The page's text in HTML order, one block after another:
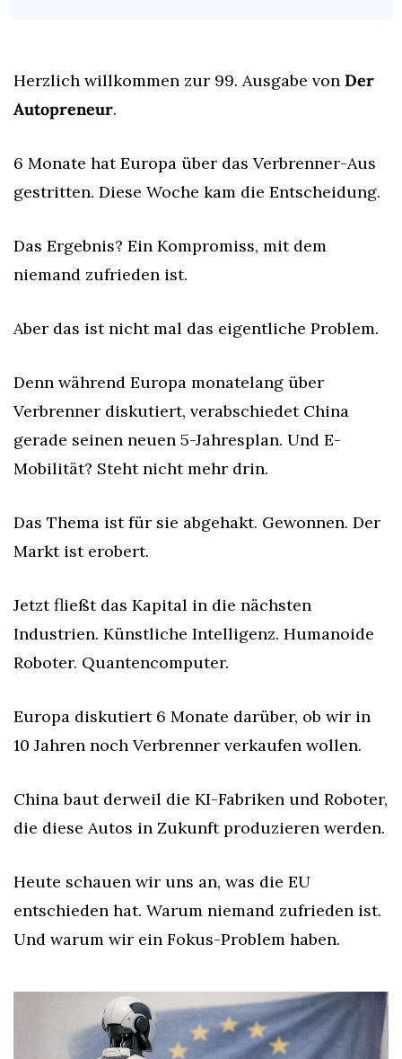
Herzlich willkommen zur 99. Ausgabe von Der
Autopreneur.
6 Monate hat Europa über das Verbrenner-Aus
gestritten. Diese Woche kam die Entscheidung.
Das Ergebnis? Ein Kompromiss, mit dem
niemand zufrieden ist.
Aber das ist nicht mal das eigentliche Problem.
Denn während Europa monatelang über
Verbrenner diskutiert, verabschiedet China
gerade seinen neuen 5-Jahresplan. Und E-
Mobilität? Steht nicht mehr drin.
Das Thema ist für sie abgehakt. Gewonnen. Der
Markt ist erobert.
Jetzt fließt das Kapital in die nächsten
Industrien. Künstliche Intelligenz. Humanoide
Roboter. Quantencomputer.
Europa diskutiert 6 Monate darüber, ob wir in
10 Jahren noch Verbrenner verkaufen wollen.
China baut derweil die KI-Fabriken und Roboter,
die diese Autos in Zukunft produzieren werden.
Heute schauen wir uns an, was die EU
entschieden hat. Warum niemand zufrieden ist.
Und warum wir ein Fokus-Problem haben.